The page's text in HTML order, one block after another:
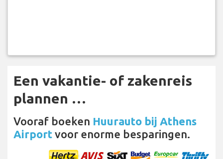
Een vakantie- of zakenreis
plannen …
Vooraf boeken Huurauto bij Athens
Airport voor enorme besparingen.